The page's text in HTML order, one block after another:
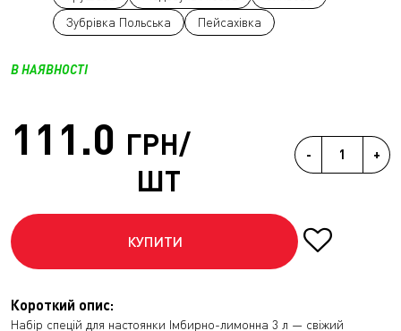
Зубрівка Польська
Пейсахівка
В НАЯВНОСТІ
111.0 ГРН/
ШТ
- +
КУПИТИ
Короткий опис:
Набір спецій для настоянки Імбирно-лимонна 3 л — свіжий